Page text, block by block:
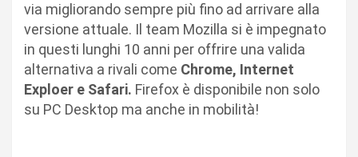
via migliorando sempre più fino ad arrivare alla
versione attuale. Il team Mozilla si è impegnato
in questi lunghi 10 anni per offrire una valida
alternativa a rivali come Chrome, Internet
Exploer e Safari. Firefox è disponibile non solo
su PC Desktop ma anche in mobilità!